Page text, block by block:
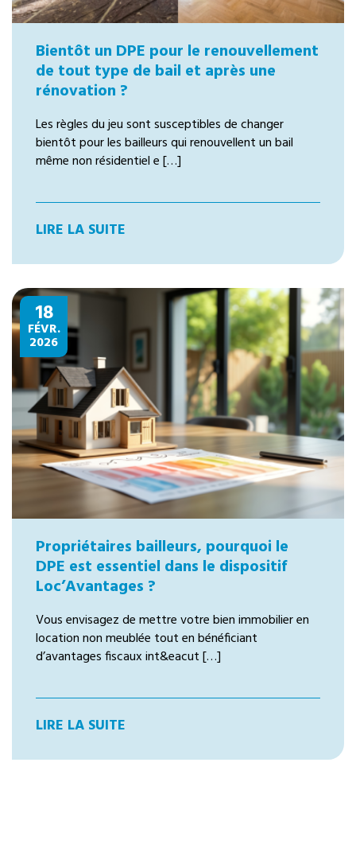
Bientôt un DPE pour le renouvellement
de tout type de bail et après une
rénovation ?
Les règles du jeu sont susceptibles de changer
bientôt pour les bailleurs qui renouvellent un bail
même non résidentiel e […]
LIRE LA SUITE
18
FÉVR.
2026
Propriétaires bailleurs, pourquoi le
DPE est essentiel dans le dispositif
Loc’Avantages ?
Vous envisagez de mettre votre bien immobilier en
location non meublée tout en bénéficiant
d’avantages fiscaux int&eacut […]
LIRE LA SUITE